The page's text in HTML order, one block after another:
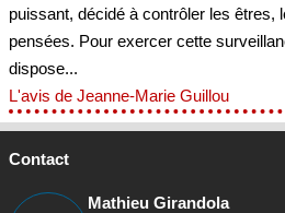
puissant, décidé à contrôler les êtres,
pensées. Pour exercer cette
dispose...
L'avis de Jeanne-Marie Guillou
Contact
Mathieu Girandola